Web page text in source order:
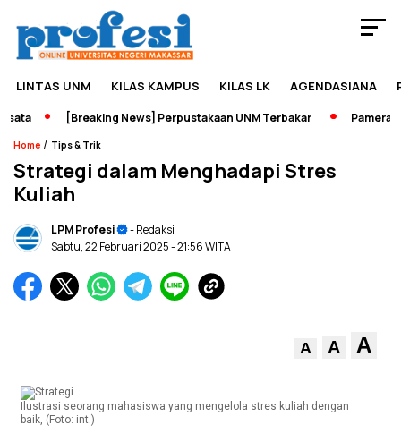
LINTAS UNM KILAS KAMPUS KILAS LK AGENDASIANA
[Breaking News] Perpustakaan UNM Terbakar Pameran
Home / Tips & Trik
Strategi dalam Menghadapi Stres
Kuliah
LPM Profesi
- Redaksi
Sabtu, 22 Februari 2025- 21:56 WITA
A A A
Ilustrasi seorang mahasiswa yang mengelola stres kuliah dengan
baik, (Foto: int.)